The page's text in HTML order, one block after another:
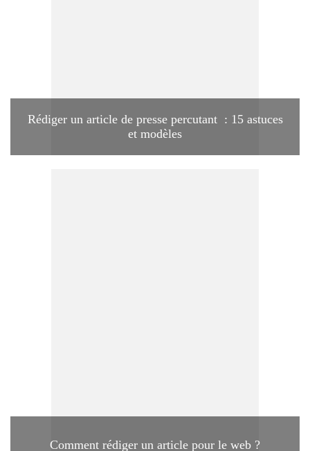
Rédiger un article de presse percutant : 15 astuces
et modèles
Comment rédiger un article pour le web ?